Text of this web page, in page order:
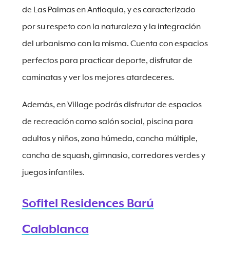
de Las Palmas en Antioquia, y es caracterizado
por su respeto con la naturaleza y la integración
del urbanismo con la misma. Cuenta con espacios
perfectos para practicar deporte, disfrutar de
caminatas y ver los mejores atardeceres.
Además, en Village podrás disfrutar de espacios
de recreación como salón social, piscina para
adultos y niños, zona húmeda, cancha múltiple,
cancha de squash, gimnasio, corredores verdes y
juegos infantiles.
Sofitel Residences Barú
Calablanca